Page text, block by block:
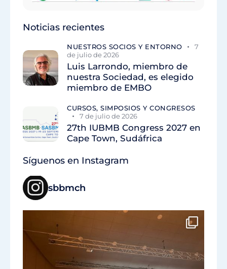
Noticias recientes
NUESTROS SOCIOS Y ENTORNO
7
de julio de 2026
Luis Larrondo, miembro de
nuestra Sociedad, es elegido
miembro de EMBO
CURSOS, SIMPOSIOS Y CONGRESOS
7 de julio de 2026
27th IUBMB Congress 2027 en
Cape Town, Sudáfrica
Síguenos en Instagram
sbbmch